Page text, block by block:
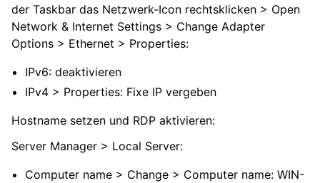
der Taskbar das Netzwerk-Icon rechtsklicken > Open
Network & Internet Settings > Change Adapter
Options > Ethernet > Properties:
IPv6: deaktivieren
IPv4 > Properties: Fixe IP vergeben
Hostname setzen und RDP aktivieren:
Server Manager > Local Server:
Computer name > Change > Computer name: WIN-